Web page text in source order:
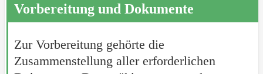
Vorbereitung und Dokumente
Zur Vorbereitung gehörte die
Zusammenstellung aller erforderlichen